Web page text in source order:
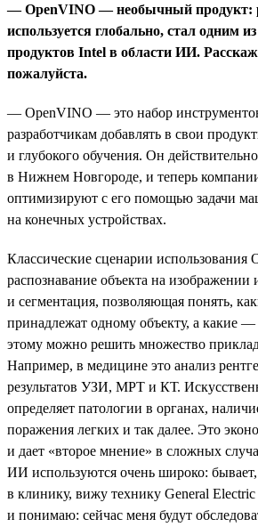
— OpenVINO — необычный продукт:
используется глобально, стал одним
продуктов Intel в области ИИ.
пожалуйста.
— OpenVINO — это набор
разработчикам добавлять в свои
и глубокого обучения. Он
в Нижнем Новгороде, и теперь
оптимизируют с его помощью задачи
на конечных устройствах.
Классические сценарии
распознавание объекта на изображении
и сегментация, позволяющая понять,
принадлежат одному объекту, а какие —
этому можно решить множество
Например, в медицине это анализ
результатов УЗИ, МРТ и КТ.
определяет патологии в органах,
поражения легких и так далее. Это
и дает «второе мнение» в сложных
ИИ используются очень широко:
в клинику, вижу технику General Electric
и понимаю: сейчас меня будут